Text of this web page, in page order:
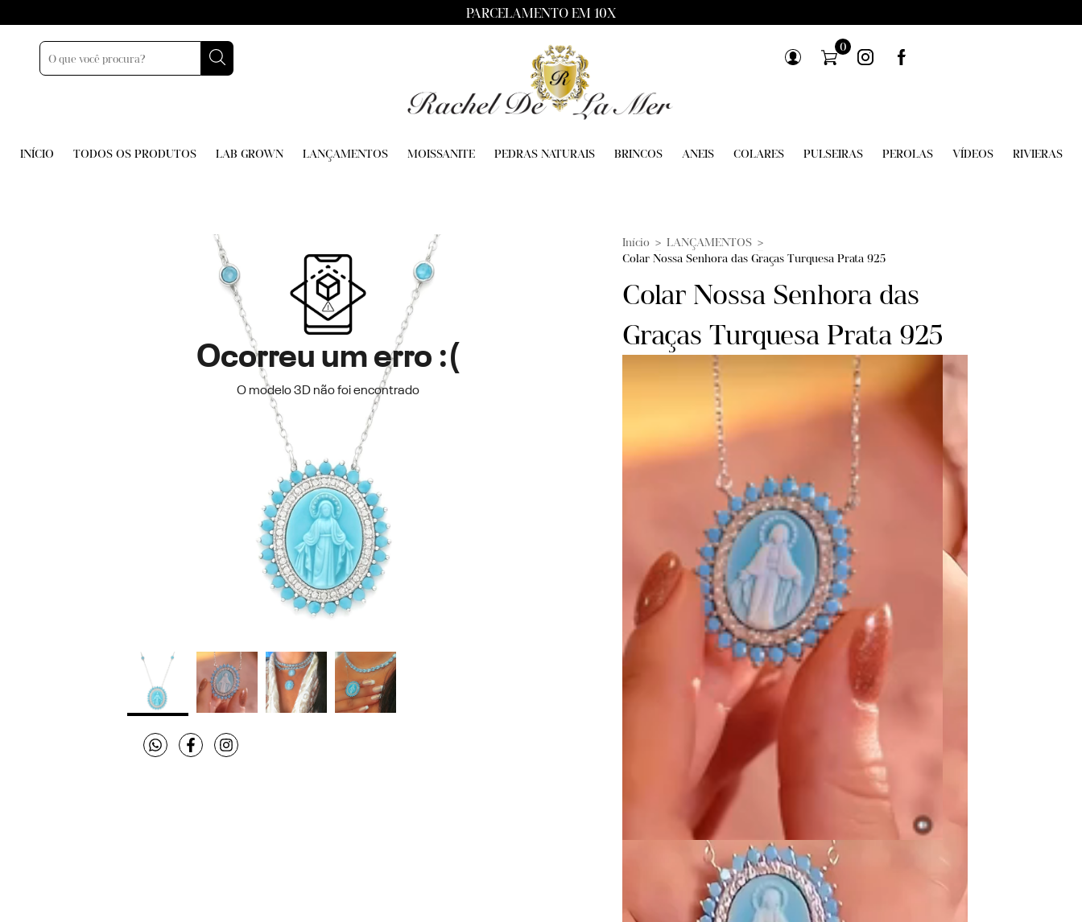
PARCELAMENTO EM 10X
0
INÍCIO TODOS OS PRODUTOS LAB GROWN LANÇAMENTOS MOISSANITE PEDRAS NATURAIS BRINCOS ANEIS COLARES PULSEIRAS PEROLAS VÍDEOS RIVIERAS
Início > LANÇAMENTOS >
Colar Nossa Senhora das Graças Turquesa Prata 925
Colar Nossa Senhora das
Graças Turquesa Prata 925
R$711,55 comPix